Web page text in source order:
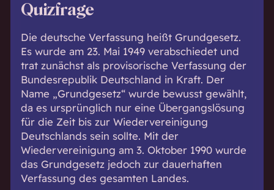
Quizfrage
Die deutsche Verfassung heißt Grundgesetz.
Es wurde am 23. Mai 1949 verabschiedet und
trat zunächst als provisorische Verfassung der
Bundesrepublik Deutschland in Kraft. Der
Name „Grundgesetz“ wurde bewusst gewählt,
da es ursprünglich nur eine Übergangslösung
für die Zeit bis zur Wiedervereinigung
Deutschlands sein sollte. Mit der
Wiedervereinigung am 3. Oktober 1990 wurde
das Grundgesetz jedoch zur dauerhaften
Verfassung des gesamten Landes.